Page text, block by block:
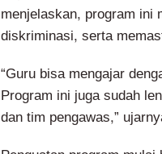
menjelaskan, program ini
diskriminasi, serta
“Guru bisa mengajar
Program ini juga sudah
dan tim pengawas,”